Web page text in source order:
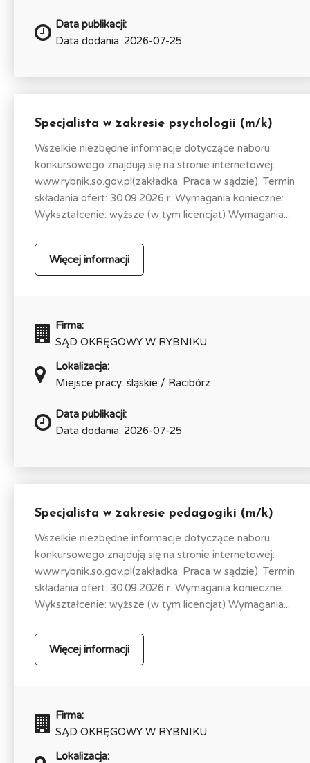
Data publikacji:
Data dodania: 2026-07-25
Specjalista w zakresie psychologii (m/k)
Wszelkie niezbędne informacje dotyczące naboru
konkursowego znajdują się na stronie internetowej:
www.rybnik.so.gov.pl(zakładka: Praca w sądzie). Termin
składania ofert: 30.09.2026 r. Wymagania konieczne:
Wykształcenie: wyższe (w tym licencjat) Wymagania...
Więcej informacji
Firma:
SĄD OKRĘGOWY W RYBNIKU
Lokalizacja:
Miejsce pracy: śląskie / Racibórz
Data publikacji:
Data dodania: 2026-07-25
Specjalista w zakresie pedagogiki (m/k)
Wszelkie niezbędne informacje dotyczące naboru
konkursowego znajdują się na stronie internetowej:
www.rybnik.so.gov.pl(zakładka: Praca w sądzie). Termin
składania ofert: 30.09.2026 r. Wymagania konieczne:
Wykształcenie: wyższe (w tym licencjat) Wymagania...
Więcej informacji
Firma:
SĄD OKRĘGOWY W RYBNIKU
Lokalizacja: